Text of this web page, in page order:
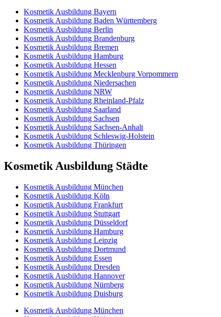
Kosmetik Ausbildung Bayern
Kosmetik Ausbildung Baden Württemberg
Kosmetik Ausbildung Berlin
Kosmetik Ausbildung Brandenburg
Kosmetik Ausbildung Bremen
Kosmetik Ausbildung Hamburg
Kosmetik Ausbildung Hessen
Kosmetik Ausbildung Mecklenburg Vorpommern
Kosmetik Ausbildung Niedersachen
Kosmetik Ausbildung NRW
Kosmetik Ausbildung Rheinland-Pfalz
Kosmetik Ausbildung Saarland
Kosmetik Ausbildung Sachsen
Kosmetik Ausbildung Sachsen-Anhalt
Kosmetik Ausbildung Schleswig-Holstein
Kosmetik Ausbildung Thüringen
Kosmetik Ausbildung Städte
Kosmetik Ausbildung München
Kosmetik Ausbildung Köln
Kosmetik Ausbildung Frankfurt
Kosmetik Ausbildung Stuttgart
Kosmetik Ausbildung Düsseldorf
Kosmetik Ausbildung Hamburg
Kosmetik Ausbildung Leipzig
Kosmetik Ausbildung Dortmund
Kosmetik Ausbildung Essen
Kosmetik Ausbildung Dresden
Kosmetik Ausbildung Hannover
Kosmetik Ausbildung Nürnberg
Kosmetik Ausbildung Duisburg
Kosmetik Ausbildung München